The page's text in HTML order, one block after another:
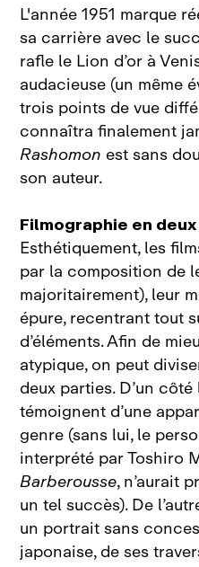
L'année 1951 marque
sa carrière avec le
rafle le Lion d’or à
audacieuse (un même
trois points de vue
connaîtra finalement
Rashomon est sans
son auteur.
Filmographie en
Esthétiquement, les
par la composition de
majoritairement), leur
épure, recentrant tout
d’éléments. Afin de
atypique, on peut
deux parties. D’un
témoignent d’une
genre (sans lui, le
interprété par Toshiro
Barberousse, n’aurait
un tel succès). De
un portrait sans
japonaise, de ses